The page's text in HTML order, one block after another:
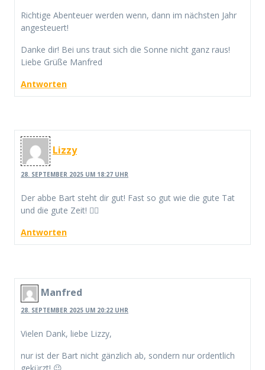
Richtige Abenteuer werden wenn, dann im nächsten Jahr
angesteuert!
Danke dir! Bei uns traut sich die Sonne nicht ganz raus!
Liebe Grüße Manfred
Antworten
Lizzy
28. SEPTEMBER 2025 UM 18:27 UHR
Der abbe Bart steht dir gut! Fast so gut wie die gute Tat
und die gute Zeit! 👌🏻
Antworten
Manfred
28. SEPTEMBER 2025 UM 20:22 UHR
Vielen Dank, liebe Lizzy,
nur ist der Bart nicht gänzlich ab, sondern nur ordentlich